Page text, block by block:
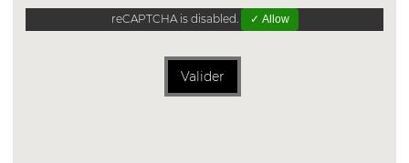
reCAPTCHA is disabled. ✓ Allow
Valider